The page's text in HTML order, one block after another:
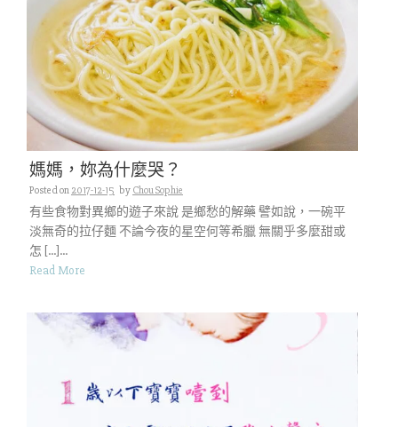
媽媽，妳為什麼哭？
Posted on 2017-12-15 by Chou Sophie
有些食物對異鄉的遊子來說 是鄉愁的解藥 譬如說，一碗平
淡無奇的拉仔麵 不論今夜的星空何等希臘 無關乎多麼甜或
怎 […]...
Read More